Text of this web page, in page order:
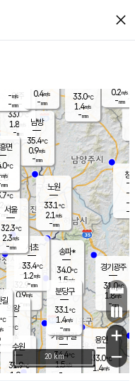
close
양주
33.0℃
1.8
-mm
과천
32.9℃
0.9m/s
- mm
용인
33.0℃
1.4m/s
경기광주
31.0℃
1.8m/s
-mm
33.0℃
1.4m/s
-mm
창
-
-m/
-
0.2m/s
-mm
의왕
- ℃
m/s
mm
평
℃
m/s
mm
노원
33.1℃
2.1 m/s
-mm
송파*
34.0℃
1.5m/s
-mm
서초
33.4℃
1.2m/s
-mm
남방
35.4℃
0.9m/s
-mm
기흥구갈
34.4℃
1.5m/s
-
℃
s
분당구
33.1℃
1.4m/s
-mm
면
℃
m/s
mm
-m/s
-mm
수원
31.9℃
1.9m/s
서울
32.3℃
2.3m/s
-mm
0.4m/s
-mm
+
−
20 km